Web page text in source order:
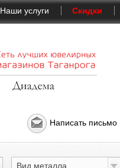
Наши услуги Скидки
Написать письмо
Вид металла